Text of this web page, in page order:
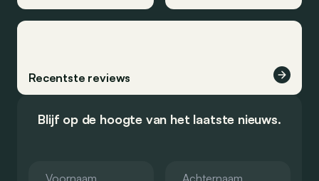
Recentste reviews
Blijf op de hoogte van het laatste nieuws.